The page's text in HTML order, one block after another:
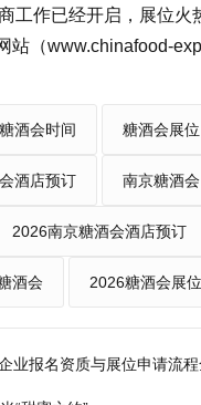
工作已经开启，展位
（www.chinafood-
糖酒会时间 糖酒会展位
酒店预订 南京糖酒会
2026南京糖酒会酒店预订
酒会 2026糖酒会展位
业报名资质与展位申请流